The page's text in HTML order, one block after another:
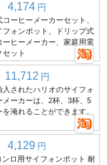
4,174 円
ーヒーメーカーセット、
フォンポット、ドリップ式
ーヒーメーカー、家庭用電
セット
11,712 円
入されたハリオのサイフォ
メーカーは、2杯、3杯、5
淹れることができます。
4,129 円
ンロ用サイフォンポット 耐